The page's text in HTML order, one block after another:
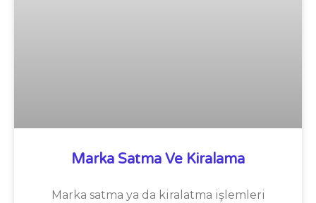
Marka Satma Ve Kiralama
Marka satma ya da kiralatma işlemleri